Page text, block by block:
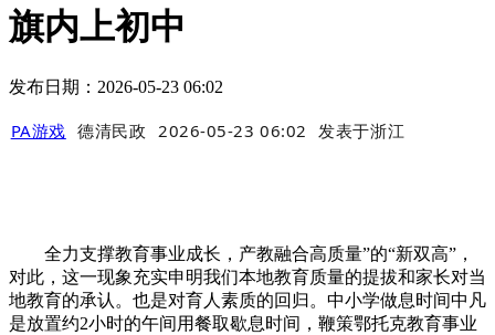
旗内上初中
发布日期：2026-05-23 06:02
PA游戏 德清民政 2026-05-23 06:02 发表于浙江
全力支撑教育事业成长，产教融合高质量”的“新双高”，
对此，这一现象充实申明我们本地教育质量的提拔和家长对当
地教育的承认。也是对育人素质的回归。中小学做息时间中凡
是放置约2小时的午间用餐取歇息时间，鞭策鄂托克教育事业